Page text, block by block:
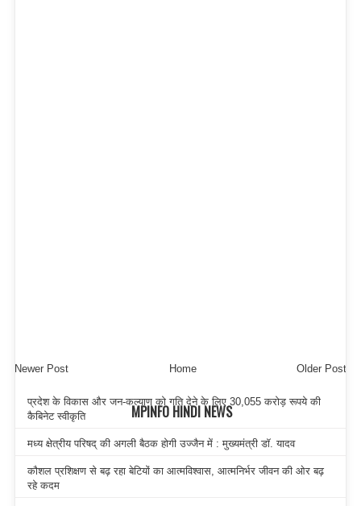
Newer Post Older Post
Home
MPINFO HINDI NEWS
प्रदेश के विकास और जन-कल्याण को गति देने के लिए 30,055 करोड़ रूपये की
कैबिनेट स्वीकृति
मध्य क्षेत्रीय परिषद् की अगली बैठक होगी उज्जैन में : मुख्यमंत्री डॉ. यादव
कौशल प्रशिक्षण से बढ़ रहा बेटियों का आत्मविश्वास, आत्मनिर्भर जीवन की ओर बढ़
रहे कदम